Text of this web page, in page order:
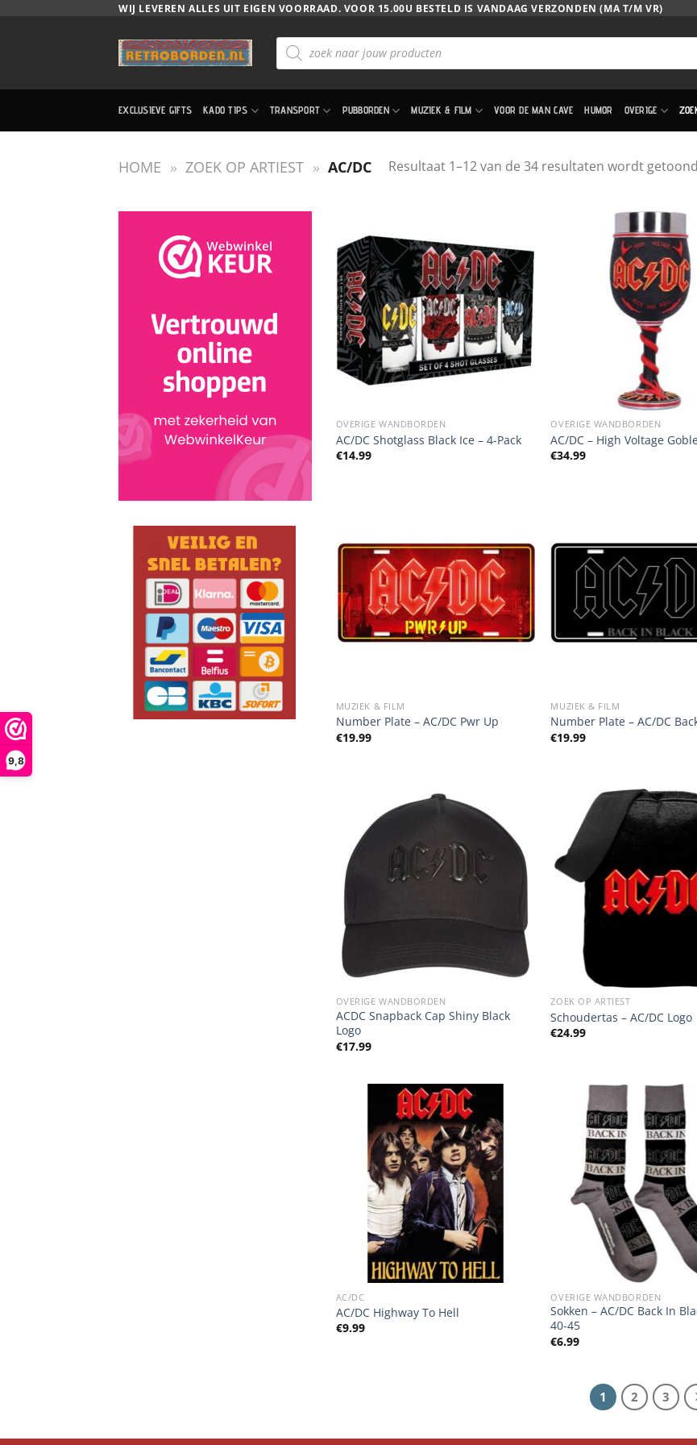
9,8
WIJ LEVEREN ALLES UIT EIGEN VOORRAAD. VOOR 15.00U BESTELD IS VANDAAG VERZONDEN (MA T/M VR)
Producten
zoeken
EXCLUSIEVE GIFTS KADO TIPS TRANSPORT PUBBORDEN MUZIEK & FILM VOOR DE MAN CAVE HUMOR OVERIGE
HOME » ZOEK OP ARTIEST » AC/DC Resultaat 1–12 van de 34 resultaten wordt getoond
OVERIGE WANDBORDEN
AC/DC Shotglass Black Ice – 4-Pack
€14.99
OVERIGE WANDBORDEN
AC/DC – High Voltage
€34.99
MUZIEK & FILM
Number Plate – AC/DC Pwr Up
€19.99
MUZIEK & FILM
Number Plate – AC/DC
€19.99
OVERIGE WANDBORDEN
ACDC Snapback Cap Shiny Black
Logo
€17.99
ZOEK OP ARTIEST
Schoudertas – AC/DC Logo
€24.99
AC/DC
AC/DC Highway To Hell
€9.99
OVERIGE WANDBORDEN
Sokken – AC/DC Back In
40-45
€6.99
1 2 3